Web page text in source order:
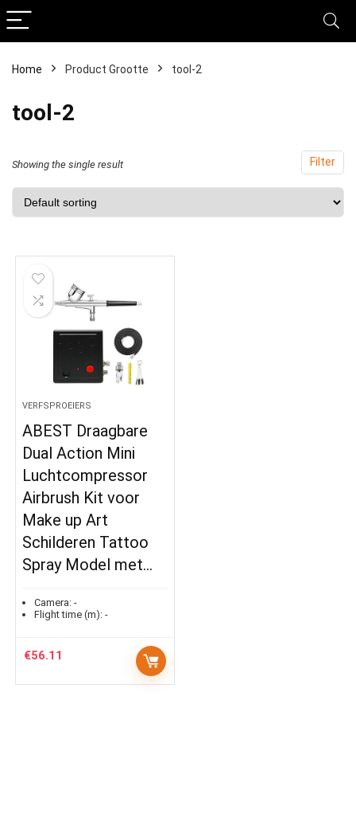
Home Product Grootte ‎tool-2
‎tool-2
Filter
Showing the single result
VERFSPROEIERS
ABEST Draagbare
Dual Action Mini
Luchtcompressor
Airbrush Kit voor
Make up Art
Schilderen Tattoo
Spray Model met…
Camera: -
Flight time (m): -
€56.11